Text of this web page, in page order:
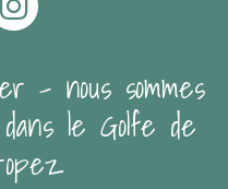
- nous sommes
le Golfe de